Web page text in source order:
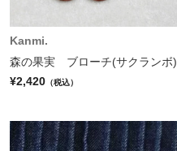
Kanmi.
森の果実 ブローチ(サクランボ)
¥2,420 （税込）